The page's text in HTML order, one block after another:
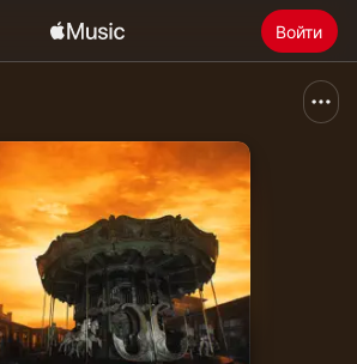
Войти
Установить Apple Music